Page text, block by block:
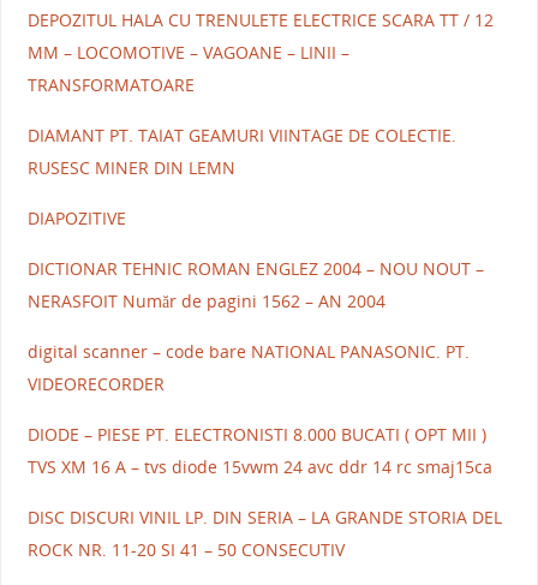
DEPOZITUL HALA CU TRENULETE ELECTRICE SCARA TT / 12
MM – LOCOMOTIVE – VAGOANE – LINII –
TRANSFORMATOARE
DIAMANT PT. TAIAT GEAMURI VIINTAGE DE COLECTIE.
RUSESC MINER DIN LEMN
DIAPOZITIVE
DICTIONAR TEHNIC ROMAN ENGLEZ 2004 – NOU NOUT –
NERASFOIT Număr de pagini 1562 – AN 2004
digital scanner – code bare NATIONAL PANASONIC. PT.
VIDEORECORDER
DIODE – PIESE PT. ELECTRONISTI 8.000 BUCATI ( OPT MII )
TVS XM 16 A – tvs diode 15vwm 24 avc ddr 14 rc smaj15ca
DISC DISCURI VINIL LP. DIN SERIA – LA GRANDE STORIA DEL
ROCK NR. 11-20 SI 41 – 50 CONSECUTIV